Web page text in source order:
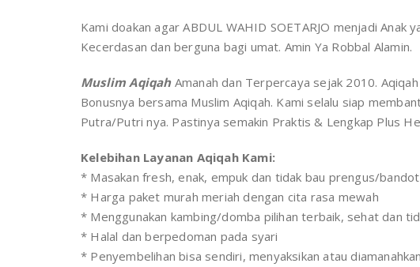
Kami doakan agar ABDUL WAHID SOETARJO menjadi Anak
Kecerdasan dan berguna bagi umat. Amin Ya Robbal Alamin.
Muslim AqiqahAmanah dan Terpercaya sejak 2010.
Bonusnya bersama Muslim Aqiqah. Kami selalu siap
Putra/Putri nya. Pastinya semakin Praktis & Lengkap Plus
Kelebihan Layanan Aqiqah Kami:
* Masakan fresh, enak, empuk dan tidak bau prengus/bandot
* Harga paket murah meriah dengan cita rasa mewah
* Menggunakan kambing/domba pilihan terbaik, sehat dan
* Halal dan berpedoman pada syari
* Penyembelihan bisa sendiri, menyaksikan atau